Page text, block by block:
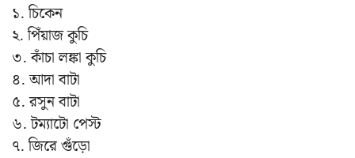
১. চিকেন
২. পিঁয়াজ কুচি
৩. কাঁচা লঙ্কা কুচি
৪. আদা বাটা
৫. রসুন বাটা
৬. টম্যাটো পেস্ট
৭. জিরে গুঁড়ো